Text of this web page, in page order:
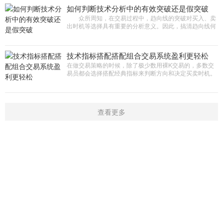
如何判断技术分析中的有效突破还是假突破
众所周知，在交易过程中，趋向线的突破对买入、卖
出时机等选择具有重要的分析意义。因此，搞清趋向线何
技术指标搭配搭配组合交易系统盈利更轻松
在做交易策略的时候，除了极少数用裸K交易的，多数交
易员都会选择搭配经典指标来判断方向和决定买卖时机。
查看更多